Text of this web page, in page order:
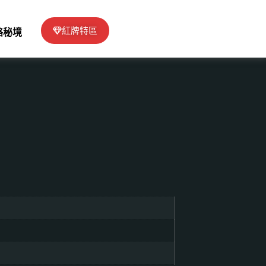
秘境 紅牌特區